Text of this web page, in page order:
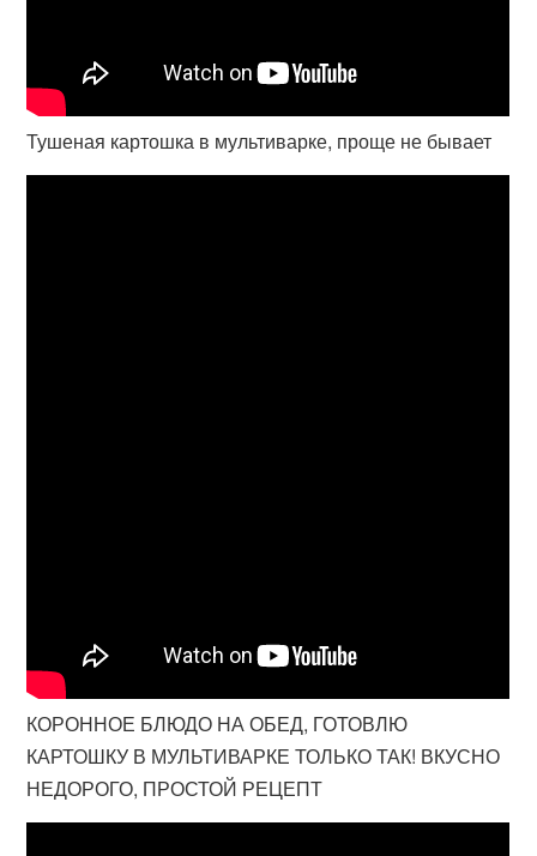
Тушеная картошка в мультиварке, проще не бывает
КОРОННОЕ БЛЮДО НА ОБЕД, ГОТОВЛЮ
КАРТОШКУ В МУЛЬТИВАРКЕ ТОЛЬКО ТАК! ВКУСНО
НЕДОРОГО, ПРОСТОЙ РЕЦЕПТ